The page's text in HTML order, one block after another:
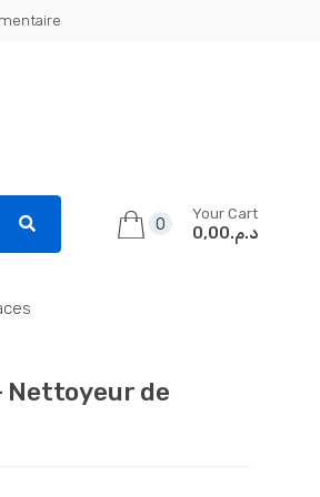
0
Your Cart
د.م.0,00
Nettoyeur de